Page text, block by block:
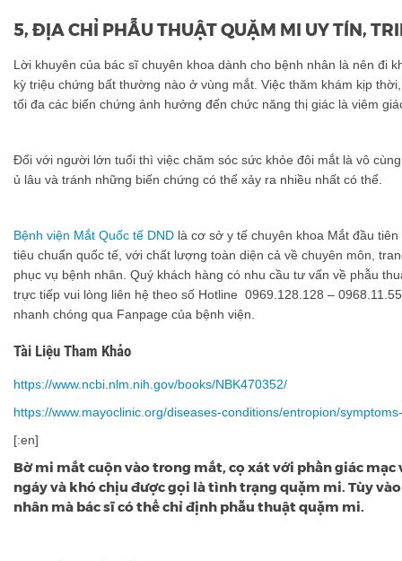
5, ĐỊA CHỈ PHẪU THUẬT QUẶM MI UY TÍN,
Lời khuyên của bác sĩ chuyên khoa dành cho bệnh nhân là nên đi
kỳ triệu chứng bất thường nào ở vùng mắt. Việc thăm khám kịp
tối đa các biến chứng ảnh hưởng đến chức năng thị giác là viêm
Đối với người lớn tuổi thì việc chăm sóc sức khỏe đôi mắt là vô
ủ lâu và tránh những biến chứng có thể xảy ra nhiều nhất có thể.
Bệnh viện Mắt Quốc tế DND là cơ sở y tế chuyên khoa Mắt đầu
tiêu chuẩn quốc tế, với chất lượng toàn diện cả về chuyên môn,
phục vụ bệnh nhân. Quý khách hàng có nhu cầu tư vấn về phẫu
trực tiếp vui lòng liên hệ theo số Hotline 0969.128.128 –
nhanh chóng qua Fanpage của bệnh viện.
Tài Liệu Tham Khảo
https://www.ncbi.nlm.nih.gov/books/NBK470352/
https://www.mayoclinic.org/diseases-conditions/entropion/
[:en]
Bờ mi mắt cuộn vào trong mắt, cọ xát với phần giác mạc
ngáy và khó chịu được gọi là tình trạng quặm mi. Tùy
nhân mà bác sĩ có thể chỉ định phẫu thuật quặm mi.